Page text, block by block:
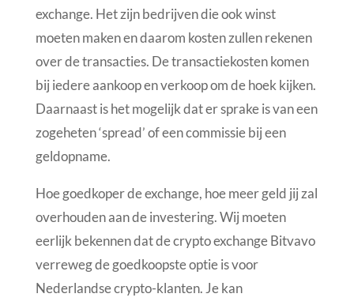
exchange. Het zijn bedrijven die ook winst
moeten maken en daarom kosten zullen rekenen
over de transacties. De transactiekosten komen
bij iedere aankoop en verkoop om de hoek kijken.
Daarnaast is het mogelijk dat er sprake is van een
zogeheten ‘spread’ of een commissie bij een
geldopname.
Hoe goedkoper de exchange, hoe meer geld jij zal
overhouden aan de investering. Wij moeten
eerlijk bekennen dat de crypto exchange Bitvavo
verreweg de goedkoopste optie is voor
Nederlandse crypto-klanten. Je kan